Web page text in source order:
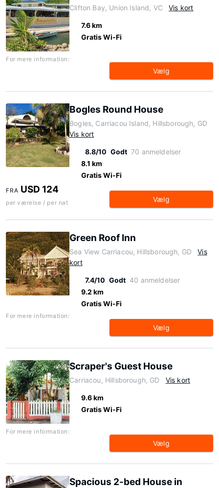
Clifton Bay, Union Island, VC Vis kort
7.6 km
Gratis Wi-Fi
For mere information:
Vælg
Bogles Round House
Bogles, Carriacou Island, Hillsborough, GD
Vis kort
8.8/10 Godt 70 anmeldelser
8.1 km
Gratis Wi-Fi
FRA USD 124
per værelse / per nat Vælg
Green Roof Inn
Sea View Carriacou, Hillsborough, GD
Vis
kort
7.4/10 Godt 40 anmeldelser
9.2 km
Gratis Wi-Fi
For mere information:
Vælg
Scraper's Guest House
Carriacou, Hillsborough, GD Vis kort
9.6 km
Gratis Wi-Fi
For mere information:
Vælg
Spacious 2-bed House in